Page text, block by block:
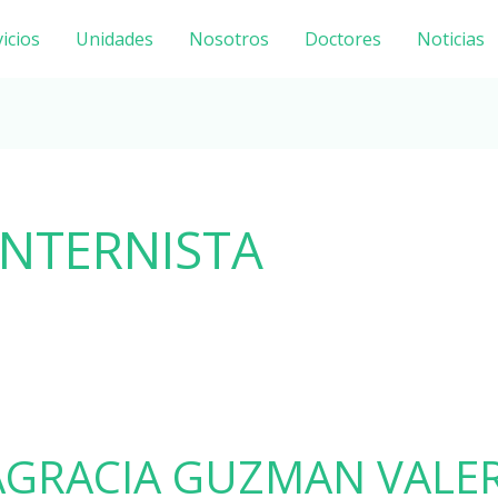
Unidades Nosotros Doctores Noticias
GUZMAN